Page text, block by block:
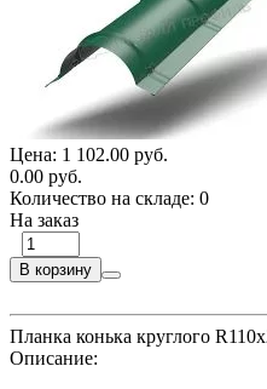
Цена: 1 102.00 руб.
0.00 руб.
Количество на складе: 0
На заказ
В корзину
Планка конька круглого
Описание: